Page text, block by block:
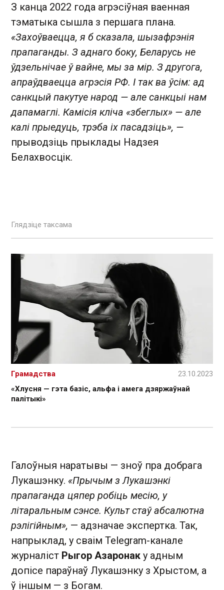
З канца 2022 года агрэсіўная ваенная
тэматыка сышла з першага плана.
«Захоўваецца, я б сказала, шызафрэнія
прапаганды. З аднаго боку, Беларусь не
ўдзельнічае ў вайне, мы за мір. З другога,
апраўдваецца агрэсія РФ. І так ва ўсім: ад
санкцый пакутуе народ — але санкцыі нам
дапамаглі. Камісія кліча «збеглых» — але
калі прыедуць, трэба іх пасадзіць», —
прыводзіць прыклады Надзея
Белахвосцік.
Глядзіце таксама
«Хлусня — гэта базіс, альфа і амега дзяржаўнай
палітыкі»
Грамадства 23.10.2023
Галоўныя наратывы — зноў пра добрага
Лукашэнку. «Прычым з Лукашэнкі
прапаганда цяпер робіць месію, у
літаральным сэнсе. Культ стаў абсалютна
рэлігійным», — адзначае экспертка. Так,
напрыклад, у сваім Telegram-канале
журналіст Рыгор Азаронак у адным
допісе параўнаў Лукашэнку з Хрыстом, а
ў іншым — з Богам.